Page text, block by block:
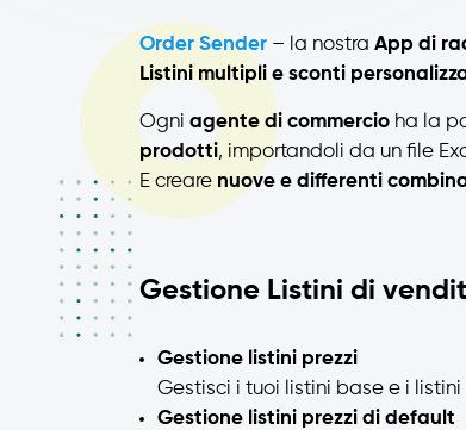
Order Sender – la nostra App di
Listini multipli e sconti
Ogni agente di commercio ha la
prodotti, importandoli da un file
E creare nuove e differenti
Gestione Listini di
Gestione listini prezzi
Gestisci i tuoi listini base e i
Gestione listini prezzi di default